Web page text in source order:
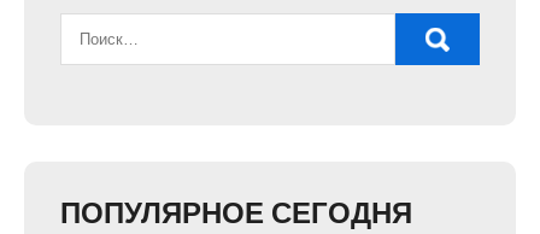
ПОПУЛЯРНОЕ СЕГОДНЯ